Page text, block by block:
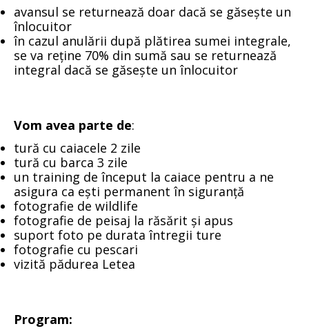
avansul se returnează doar dacă se găsește un
înlocuitor
în cazul anulării după plătirea sumei integrale,
se va reține 70% din sumă sau se returnează
integral dacă se găsește un înlocuitor
Vom avea parte de:
tură cu caiacele 2 zile
tură cu barca 3 zile
un training de început la caiace pentru a ne
asigura ca ești permanent în siguranță
fotografie de wildlife
fotografie de peisaj la răsărit și apus
suport foto pe durata întregii ture
fotografie cu pescari
vizită pădurea Letea
Program: